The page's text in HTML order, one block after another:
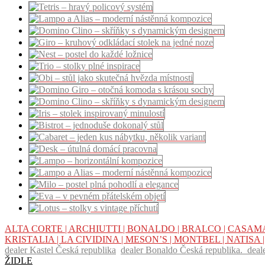
ALTA CORTE | ARCHIUTTI | BONALDO | BRALCO |
KRISTALIA | LA CIVIDINA | MESON’S | MONTBEL | NATISA
dealer Kastel Česká republika dealer Bonaldo Česká republika.
ŽIDLE